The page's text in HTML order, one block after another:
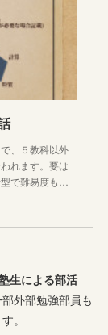
、５教科以外
れます。要は
で難易度も…
生による部活
外部勉強部員も
。